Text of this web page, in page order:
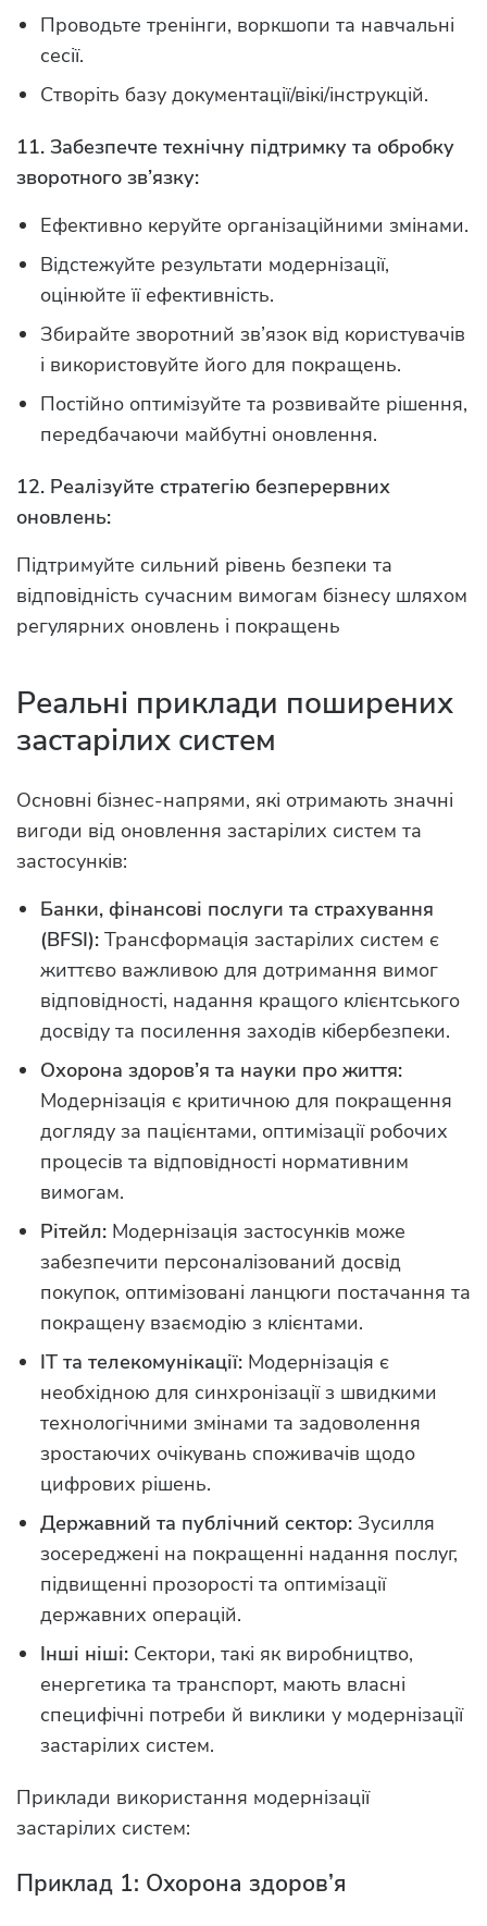
Проводьте тренінги, воркшопи та навчальні
сесії.
Створіть базу документації/вікі/інструкцій.
11. Забезпечте технічну підтримку та обробку
зворотного зв’язку:
Ефективно керуйте організаційними змінами.
Відстежуйте результати модернізації,
оцінюйте її ефективність.
Збирайте зворотний зв’язок від користувачів
і використовуйте його для покращень.
Постійно оптимізуйте та розвивайте рішення,
передбачаючи майбутні оновлення.
12. Реалізуйте стратегію безперервних
оновлень:
Підтримуйте сильний рівень безпеки та
відповідність сучасним вимогам бізнесу шляхом
регулярних оновлень і покращень
Реальні приклади поширених
застарілих систем
Основні бізнес-напрями, які отримають значні
вигоди від оновлення застарілих систем та
застосунків:
Банки, фінансові послуги та страхування
(BFSI): Трансформація застарілих систем є
життєво важливою для дотримання вимог
відповідності, надання кращого клієнтського
досвіду та посилення заходів кібербезпеки.
Охорона здоров’я та науки про життя:
Модернізація є критичною для покращення
догляду за пацієнтами, оптимізації робочих
процесів та відповідності нормативним
вимогам.
Рітейл: Модернізація застосунків може
забезпечити персоналізований досвід
покупок, оптимізовані ланцюги постачання та
покращену взаємодію з клієнтами.
ІТ та телекомунікації: Модернізація є
необхідною для синхронізації з швидкими
технологічними змінами та задоволення
зростаючих очікувань споживачів щодо
цифрових рішень.
Державний та публічний сектор: Зусилля
зосереджені на покращенні надання послуг,
підвищенні прозорості та оптимізації
державних операцій.
Інші ніші: Сектори, такі як виробництво,
енергетика та транспорт, мають власні
специфічні потреби й виклики у модернізації
застарілих систем.
Приклади використання модернізації
застарілих систем:
Приклад 1: Охорона здоров’я